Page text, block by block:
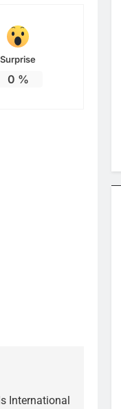
Surprise
0 %
International